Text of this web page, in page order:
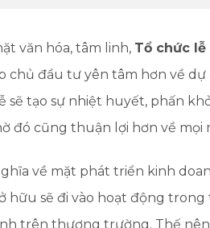
văn hóa, tâm linh, Tổ chức
chủ đầu tư yên tâm hơn về dự
sẽ tạo sự nhiệt huyết, phấn
đó cũng thuận lợi hơn về mọi
về mặt phát triển kinh
hữu sẽ đi vào hoạt động
trên thương trường. Thế